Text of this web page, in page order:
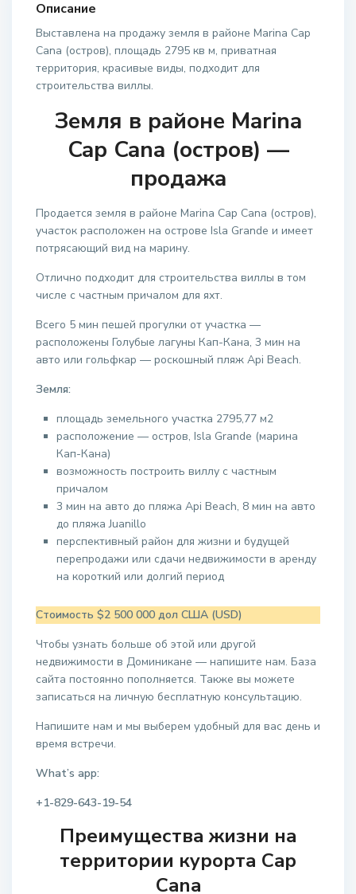
Описание
Выставлена на продажу земля в районе Marina Cap
Cana (остров), площадь 2795 кв м, приватная
территория, красивые виды, подходит для
строительства виллы.
Земля в районе Marina
Cap Cana (остров) —
продажа
Продается земля в районе Marina Cap Cana (остров),
участок расположен на острове Isla Grande и имеет
потрясающий вид на марину.
Отлично подходит для строительства виллы в том
числе с частным причалом для яхт.
Всего 5 мин пешей прогулки от участка —
расположены Голубые лагуны Кап-Кана, 3 мин на
авто или гольфкар — роскошный пляж Api Beach.
Земля:
площадь земельного участка 2795,77 м2
расположение — остров, Isla Grande (марина
Кап-Кана)
возможность построить виллу с частным
причалом
3 мин на авто до пляжа Api Beach, 8 мин на авто
до пляжа Juanillo
перспективный район для жизни и будущей
перепродажи или сдачи недвижимости в аренду
на короткий или долгий период
Стоимость $2 500 000 дол США (USD)
Чтобы узнать больше об этой или другой
недвижимости в Доминикане — напишите нам. База
сайта постоянно пополняется. Также вы можете
записаться на личную бесплатную консультацию.
Напишите нам и мы выберем удобный для вас день и
время встречи.
What’s app:
+1-829-643-19-54
Преимущества жизни на
территории курорта Cap
Cana